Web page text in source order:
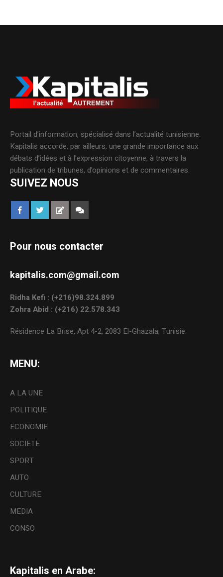
Portail d’information, spécialisé dans l’actualité tunisienne.
Kapitalis accorde, par ailleurs, une grande importance aux
débats d’idées et à l’expression citoyenne, à travers la
publication de tribunes, d’opinions et de commentaires.
SUIVEZ NOUS
Pour nous contacter
kapitalis.com@gmail.com
Ridha Kefi : (+216)98.324.899
Zohra Abid : (+216) 22.578.343
Résidence La Brise, Apt 4-2, 2083 El-Ghazala, Tunisie.
MENU:
A LA UNE
POLITIQUE
ECONOMIE
SOCIETE
SPORT
AUTO
CULTURE
MEDIA
CONSO
Kapitalis en Arabe: